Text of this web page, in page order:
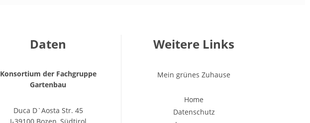
Daten
Konsortium der Fachgruppe
Gartenbau
Duca D`Aosta Str. 45
Weitere Links
Mein grünes Zuhause
Home
Datenschutz